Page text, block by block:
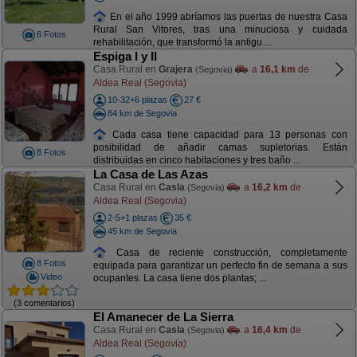
8 Fotos
En el año 1999 abríamos las puertas de nuestra Casa
Rural San Vitores, tras una minuciosa y cuidada
rehabilitación, que transformó la antigu ...
8 Fotos
Espiga I y II
Casa Rural en Grajera (Segovia) a 16,1 km de
Aldea Real (Segovia)
10-32+6 plazas
27 €
84 km de Segovia
Cada casa tiene capacidad para 13 personas con
posibilidad de añadir camas supletorias. Están
distribuidas en cinco habitaciones y tres baño ...
8 Fotos
Video
(3 comentarios)
La Casa de Las Azas
Casa Rural en Casla (Segovia) a 16,2 km de
Aldea Real (Segovia)
2-5+1 plazas
35 €
45 km de Segovia
Casa de reciente construcción, completamente
equipada para garantizar un perfecto fin de semana a sus
ocupantes. La casa tiene dos plantas; ...
El Amanecer de La Sierra
Casa Rural en Casla (Segovia) a 16,4 km de
Aldea Real (Segovia)